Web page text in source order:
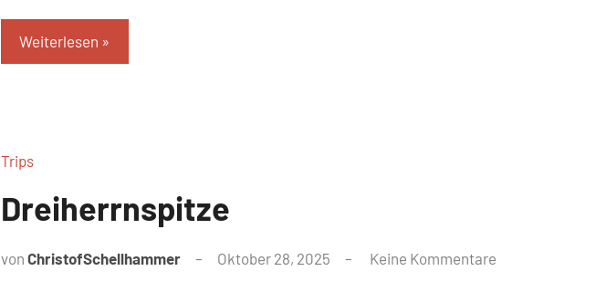
Weiterlesen
Trips
Dreiherrnspitze
von ChristofSchellhammer Oktober 28, 2025 Keine Kommentare